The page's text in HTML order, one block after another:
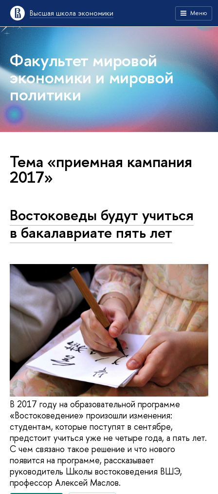
Высшая школа экономики Меню
Факультет мировой
экономики и мировой
политики
Тема «приемная кампания
2017»
Востоковеды будут учиться
в бакалавриате пять лет
В 2017 году на образовательной программе
«Востоковедение» произошли изменения:
студентам, которые поступят в сентябре,
предстоит учиться уже не четыре года, а пять лет.
С чем связано такое решение и что нового
появится на программе, рассказывает
руководитель Школы востоковедения ВШЭ,
профессор Алексей Маслов.